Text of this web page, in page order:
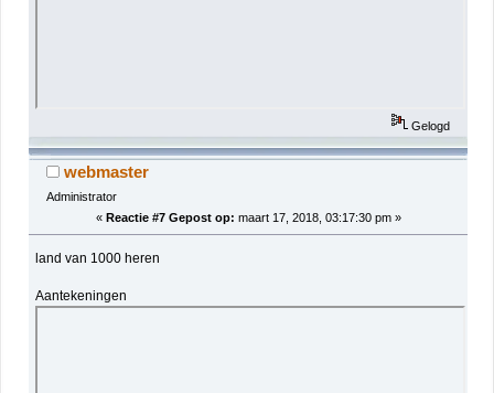
Gelogd
webmaster
Administrator
« Reactie #7 Gepost op: maart 17, 2018, 03:17:30 pm »
land van 1000 heren
Aantekeningen